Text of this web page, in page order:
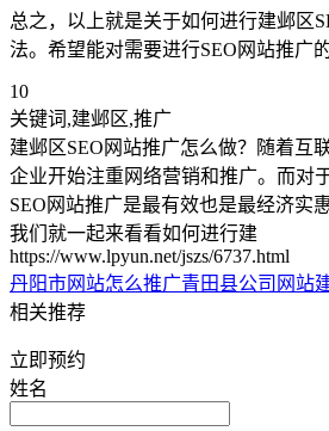
总之，以上就是关于如何进行建邺区
法。希望能对需要进行SEO网站推广
10
关键词,建邺区,推广
建邺区SEO网站推广怎么做？随着互
企业开始注重网络营销和推广。而对
SEO网站推广是最有效也是最经济实
我们就一起来看看如何进行建
https://www.lpyun.net/jszs/6737.html
丹阳市网站怎么推广青田县公司网站
相关推荐
立即预约
姓名